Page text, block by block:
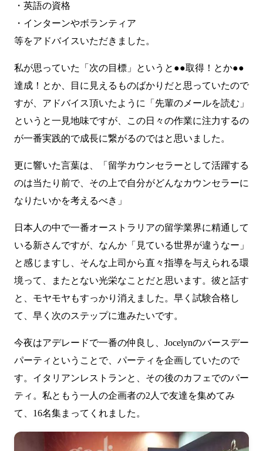
・英語の資格
・インターンやボランティア
等をアドバイスいただきました。
私が思っていた「次の目標」というと●●取得！とか●●
達成！とか、目に見えるものばかりだと思っていたので
すが、アドバイス頂いたように「先輩のメールを読む」
というと一見地味ですが、この日々の作業に注力するの
が一番実践的で成長に繋がるのではと思いました。
更に響いた言葉は、「留学カウンセラーとして活躍する
のは当たり前で、その上で自分がどんなカウンセラーに
なりたいかを考えるべき」
日本人の中で一番オーストラリアの留学業界に精通して
いる新さんですが、なんか「見ている世界が違うなー」
と感じますし、そんな上司から直々指導を与えられる環
境って、またとない光栄なことだと思います。彼と話す
と、モヤモヤもすっかり消えました。早く試験合格し
て、早く次のステップに進みたいです。
今夜はアデレードで一番の仲良し、Jocelynのバースデー
パーティということで、パーティを企画していたので
す。イタリアンレストランと、その後のカフェでのパー
ティ。私ともう一人の企画者の2人で友達を集めてみ
て、16名集まってくれました。